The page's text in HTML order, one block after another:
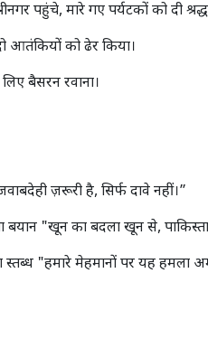
पहुंचे, मारे गए पर्यटकों को दी
आतंकियों को ढेर किया।
बैसरन रवाना।
ज़रूरी है, सिर्फ दावे नहीं।”
बयान "खून का बदला खून से,
स्तब्ध "हमारे मेहमानों पर यह हमला